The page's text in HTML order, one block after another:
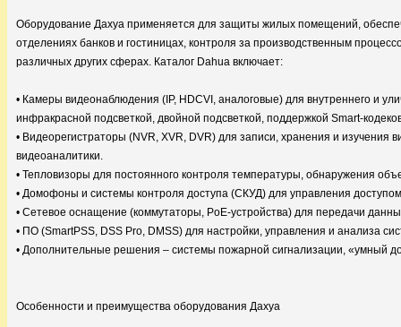
Оборудование Дахуа применяется для защиты жилых помещений,
отделениях банков и гостиницах, контроля за производственным
различных других сферах. Каталог Dahua включает:
• Камеры видеонаблюдения (IP, HDCVI, аналоговые) для внутреннего и
инфракрасной подсветкой, двойной подсветкой, поддержкой Smart-
• Видеорегистраторы (NVR, XVR, DVR) для записи, хранения и изучения
видеоаналитики.
• Тепловизоры для постоянного контроля температуры, обнаружения
• Домофоны и системы контроля доступа (СКУД) для управления
• Сетевое оснащение (коммутаторы, PoE-устройства) для передачи
• ПО (SmartPSS, DSS Pro, DMSS) для настройки, управления и анализа
• Дополнительные решения – системы пожарной сигнализации, «умный
Особенности и преимущества оборудования Дахуа